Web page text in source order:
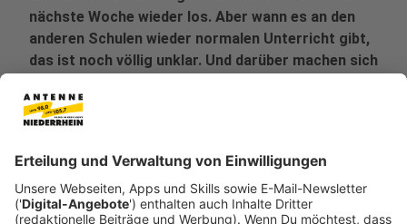
nächste Woche wieder los. Aber wann es an den
anderen Schulen wieder normalen Unterricht gibt,
das ist noch völlig unklar. Und darüber machen sich
Vertreter aller Eltern zu Wort gemeldet, deren
Kinder aufs Gymnasium gehen - die
Veröffentlicht: Montag, 08.06.2020 13:53